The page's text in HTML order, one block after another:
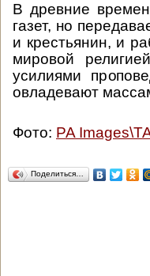
В древние
газет, но
и крестьянин, и
мировой
усилиями
овладевают
Фото: PA
Поделиться…